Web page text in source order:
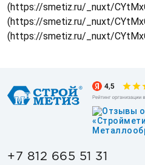
(https://smetiz.ru/_nuxt/
(https://smetiz.ru/_nuxt/
(https://smetiz.ru/_nuxt/
+7 812 665 51 31